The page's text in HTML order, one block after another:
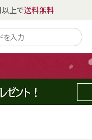
上で送料無料